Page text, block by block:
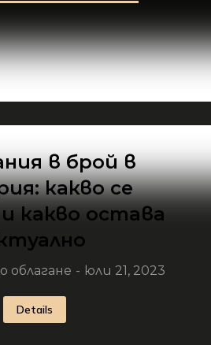
в брой в
какво се
какво остава
облагане юли 21, 2023
Details